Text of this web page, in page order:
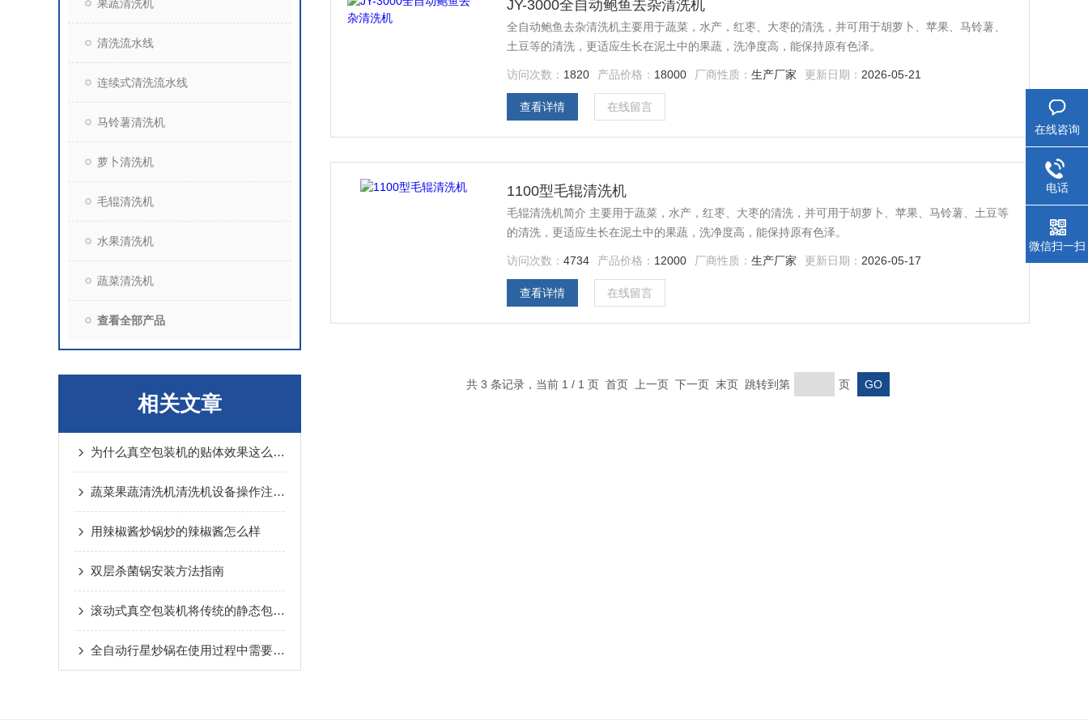
果蔬清洗机
清洗流水线
连续式清洗流水线
马铃薯清洗机
萝卜清洗机
毛辊清洗机
水果清洗机
蔬菜清洗机
查看全部产品
相关文章
为什么真空包装机的贴体效果这么好呢？
蔬菜果蔬清洗机清洗机设备操作注意事项
用辣椒酱炒锅炒的辣椒酱怎么样
双层杀菌锅安装方法指南
滚动式真空包装机将传统的静态包装方式转变为动态的滚动式包装
全自动行星炒锅在使用过程中需要做好哪些工作？
JY-3000全自动鲍鱼去杂清洗机
全自动鲍鱼去杂清洗机主要用于蔬菜，水产，红枣、大枣的清洗，并可用于胡萝卜、苹果、马铃薯、
土豆等的清洗，更适应生长在泥土中的果蔬，洗净度高，能保持原有色泽。
访问次数： 1820 产品价格： 18000 厂商性质：生产厂家 更新日期： 2026-05-21
查看详情 在线留言
1100型毛辊清洗机
毛辊清洗机简介 主要用于蔬菜，水产，红枣、大枣的清洗，并可用于胡萝卜、苹果、马铃薯、土豆等
的清洗，更适应生长在泥土中的果蔬，洗净度高，能保持原有色泽。
访问次数：4734 产品价格： 12000 厂商性质：生产厂家 更新日期： 2026-05-17
查看详情 在线留言
共 3 条记录，当前 1 / 1 页 首页 上一页 下一页 末页 跳转到第 页
在线咨询
电话
微信扫一扫